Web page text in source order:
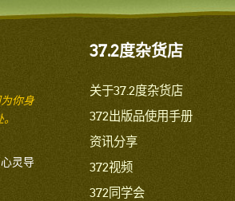
你身
灵导
37.2度杂货店
关于37.2度杂货店
372出版品使用手册
资讯分享
372视频
372同学会